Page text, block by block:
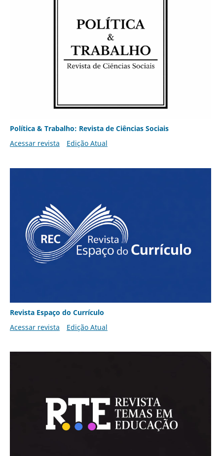
Política & Trabalho: Revista de Ciências Sociais
Acessar revista
Edição Atual
Revista Espaço do Currículo
Acessar revista
Edição Atual